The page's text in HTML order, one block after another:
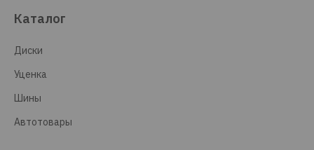
Каталог
Диски
Уценка
Шины
Автотовары